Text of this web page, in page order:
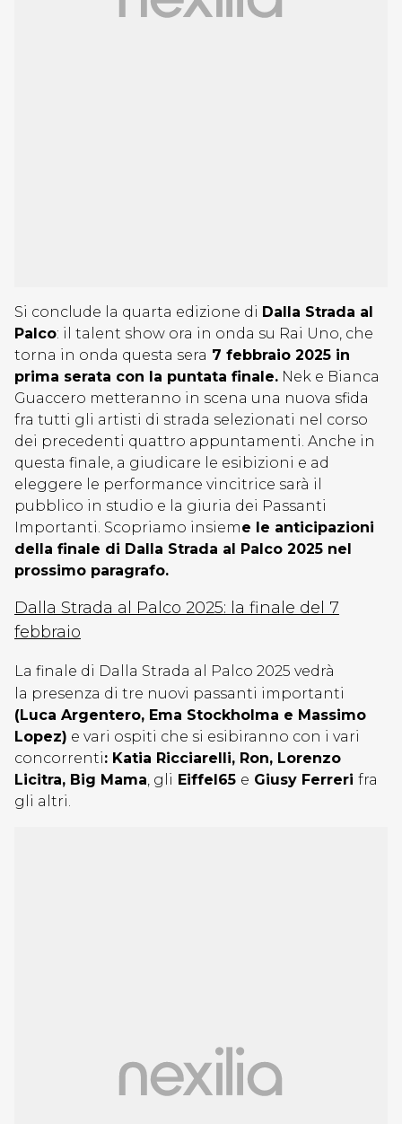
Si conclude la quarta edizione di Dalla Strada al
Palco: il talent show ora in onda su Rai Uno, che
torna in onda questa sera 7 febbraio 2025 in
prima serata con la puntata finale. Nek e Bianca
Guaccero metteranno in scena una nuova sfida
fra tutti gli artisti di strada selezionati nel corso
dei precedenti quattro appuntamenti. Anche in
questa finale, a giudicare le esibizioni e ad
eleggere le performance vincitrice sarà il
pubblico in studio e la giuria dei Passanti
Importanti. Scopriamo insieme le anticipazioni
della finale di Dalla Strada al Palco 2025 nel
prossimo paragrafo.
Dalla Strada al Palco 2025: la finale del 7
febbraio
La finale di Dalla Strada al Palco 2025 vedrà
la presenza di tre nuovi passanti importanti
(Luca Argentero, Ema Stockholma e Massimo
Lopez) e vari ospiti che si esibiranno con i vari
concorrenti: Katia Ricciarelli, Ron, Lorenzo
Licitra, Big Mama, gli Eiffel65 e Giusy Ferreri fra
gli altri.